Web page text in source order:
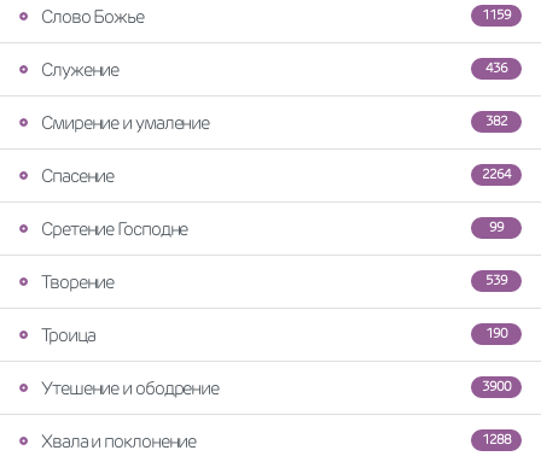
1159
Слово Божье
436
Служение
382
Смирение и умаление
2264
Спасение
99
Сретение Господне
539
Творение
190
Троица
3900
Утешение и ободрение
1288
Хвала и поклонение